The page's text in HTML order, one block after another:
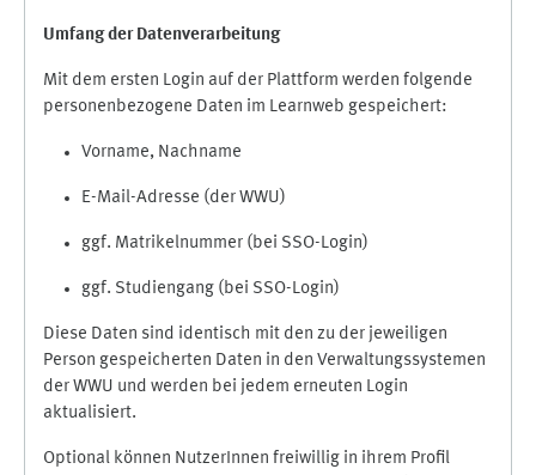
Umfang der Datenverarbeitung
Mit dem ersten Login auf der Plattform werden folgende
personenbezogene Daten im Learnweb gespeichert:
Vorname, Nachname
E-Mail-Adresse (der WWU)
ggf. Matrikelnummer (bei SSO-Login)
ggf. Studiengang (bei SSO-Login)
Diese Daten sind identisch mit den zu der jeweiligen
Person gespeicherten Daten in den Verwaltungssystemen
der WWU und werden bei jedem erneuten Login
aktualisiert.
Optional können NutzerInnen freiwillig in ihrem Profil